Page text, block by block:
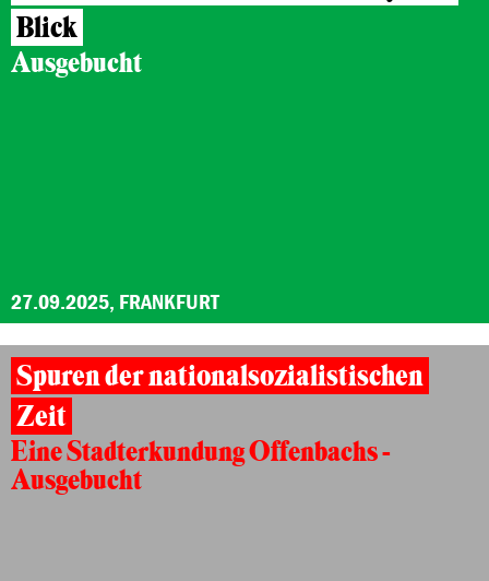
Blick
Ausgebucht
27.09.2025, FRANKFURT
Spuren der nationalsozialistischen
Zeit
Eine Stadterkundung Offenbachs -
Ausgebucht